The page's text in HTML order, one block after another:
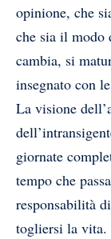
opinione, che
che sia il modo
cambia, si
insegnato con
La visione
giornate
tempo che
responsabilità
togliersi la vita.